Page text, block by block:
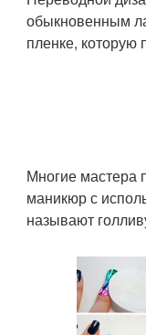
обыкновенным
пленке, которую
Многие мастера
маникюр с
называют